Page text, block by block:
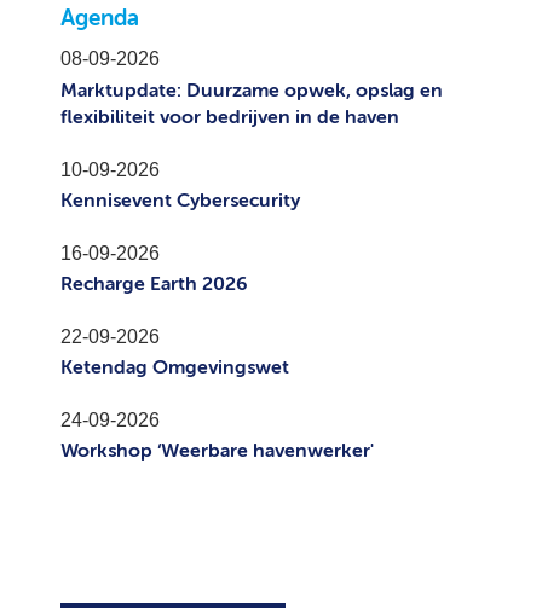
Agenda
08-09-2026
Marktupdate: Duurzame opwek, opslag en
flexibiliteit voor bedrijven in de haven
10-09-2026
Kennisevent Cybersecurity
16-09-2026
Recharge Earth 2026
22-09-2026
Ketendag Omgevingswet
24-09-2026
Workshop ‘Weerbare havenwerker'